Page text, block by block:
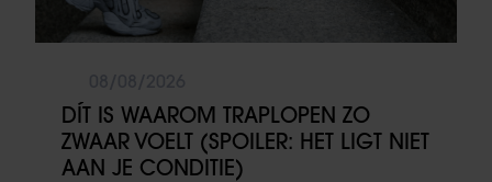
DÍT IS WAAROM TRAPLOPEN ZO
ZWAAR VOELT (SPOILER: HET LIGT NIET
AAN JE CONDITIE)